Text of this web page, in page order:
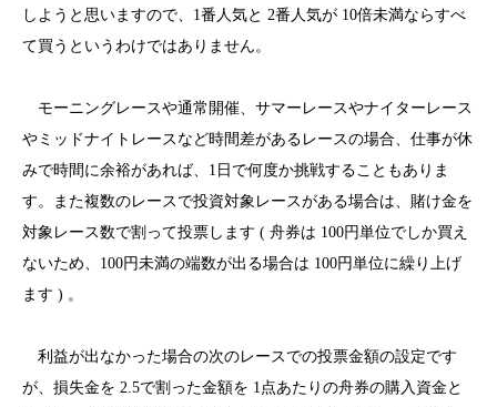
しようと思いますので、1番人気と 2番人気が 10倍未満ならすべ
て買うというわけではありません。
モーニングレースや通常開催、サマーレースやナイターレース
やミッドナイトレースなど時間差があるレースの場合、仕事が休
みで時間に余裕があれば、1日で何度か挑戦することもありま
す。また複数のレースで投資対象レースがある場合は、賭け金を
対象レース数で割って投票します ( 舟券は 100円単位でしか買え
ないため、100円未満の端数が出る場合は 100円単位に繰り上げ
ます ) 。
利益が出なかった場合の次のレースでの投票金額の設定です
が、損失金を 2.5で割った金額を 1点あたりの舟券の購入資金と